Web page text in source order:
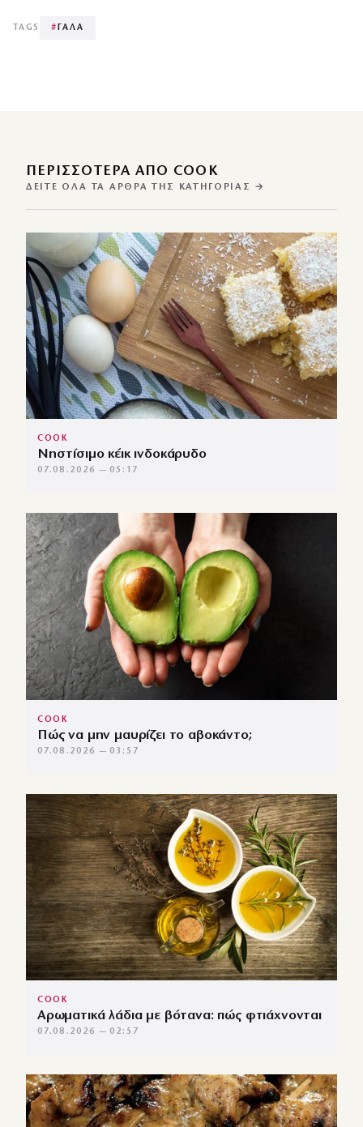
TAGS # ΓΑΛΑ
ΠΕΡΙΣΣΌΤΕΡΑ ΑΠΌ COOK
ΔΕΊΤΕ ΌΛΑ ΤΑ ΆΡΘΡΑ ΤΗΣ ΚΑΤΗΓΟΡΊΑΣ →
COOK
Νηστίσιμο κέικ ινδοκάρυδο
07.08.2026 — 05:17
COOK
Πώς να μην μαυρίζει το αβοκάντο;
07.08.2026 — 03:57
COOK
Αρωματικά λάδια με βότανα: πώς φτιάχνονται
07.08.2026 — 02:57